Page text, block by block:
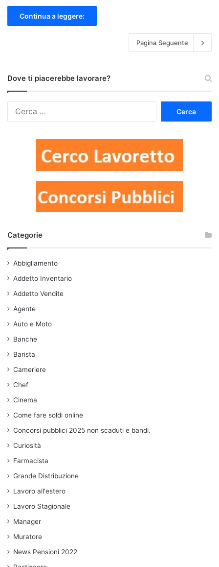
Continua a leggere:
Pagina Seguente
Dove ti piacerebbe lavorare?
Categorie
Abbigliamento
Addetto Inventario
Addetto Vendite
Agente
Auto e Moto
Banche
Barista
Cameriere
Chef
Cinema
Come fare soldi online
Concorsi pubblici 2025 non scaduti e bandi.
Curiosità
Farmacista
Grande Distribuzione
Lavoro all'estero
Lavoro Stagionale
Manager
Muratore
News Pensioni 2022